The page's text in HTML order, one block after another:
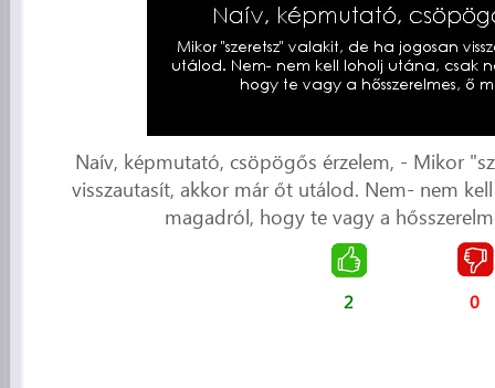
Naív, képmutató, csöpögős érzelem, - Mikor
visszautasít, akkor már őt utálod. Nem- nem
magadról, hogy te vagy a
2 0